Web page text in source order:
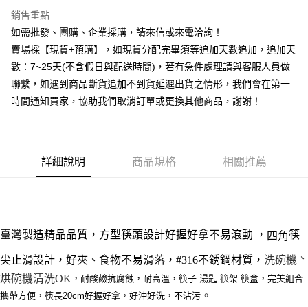
台灣樂天信用卡公司
玉山商業銀行
台灣樂天信用卡公司
元大商業銀行
玉山商業銀行
星展（台灣）商業銀行
台新國際商業銀行
中國信託商業銀行
全盈+PAY
AFTEE先享後付
相關說明
【關於「AFTEE先享後付」】
AFTEE先享後付是「在收到商品之後才付款」的支付方式。 讓您購物簡單
便利好安心！
【「AFTEE先享後付」結帳流程】
１．於結帳方式選擇「AFTEE先享後付」後，將跳轉至「AFTEE先享後付」
※ 請注意：結帳手續完成當下不需立刻繳費，但若您需要取消訂單，請聯絡
後付繳納相關費用。
※ 交易是否成功請以「AFTEE先享後付 」之結帳頁面顯示為準，若有關於
客戶支援中心」https://netprotections.freshdesk.com/support/home
ATM付款
全家取貨付款三天後到
每筆NT$100，滿NT$1,000(含以上)免運費
7-11取貨付款三天
每筆NT$60，滿NT$490(含以上)免運費
7-11離島取貨付款
銷售重點
如需批發、團購、企業採購，請來信或來電洽詢！
賣場採【現貨+預購】，如現貨分配完畢須等追加天數追加，追加天
數：7~25天(不含假日與配送時間)，若有急件處理請與客服人員做
聯繫，如遇到商品斷貨追加不到貨延遲出貨之情形，我們會在第一
時間通知買家，協助我們取消訂單或更換其他商品，謝謝！
詳細說明 商品規格 相關推薦
臺灣製造精品品質，方型筷頭設計好握好拿不易滾動 ， 四角筷
尖止滑設計，好夾、食物不易滑落，#316不銹鋼材質， 洗碗機 、
烘碗機清洗OK ，耐酸鹼抗腐蝕，耐高溫，筷子 湯匙 筷架 筷盒，完美組合
攜帶方便，筷長20cm好握好拿，好沖好洗，不沾污 。